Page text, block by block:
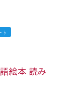
絵本 読み